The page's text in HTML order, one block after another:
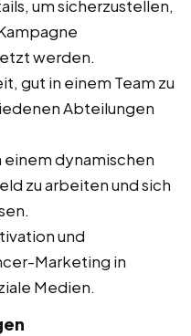
um sicherzustellen,
werden.
gut in einem Team zu
Abteilungen
einem dynamischen
zu arbeiten und sich
und
Marketing in
Medien.